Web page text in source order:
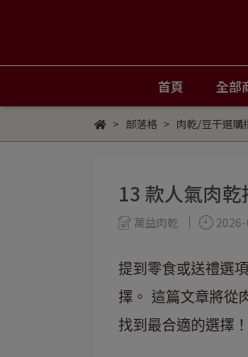
首頁 全部
部落格 肉乾/豆干選購
13 款人氣肉
萬益肉乾
提到零食或送禮選
擇。 這篇文章將從
找到最合適的選擇！